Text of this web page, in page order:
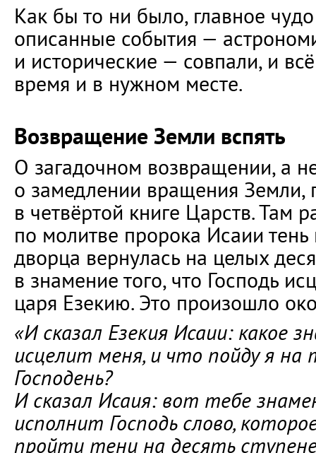
Как бы то ни было, главное
описанные события —
и исторические — совпали, и
время и в нужном месте.
Возвращение Земли вспять
О загадочном возвращении, а
о замедлении вращения Земли,
в четвёртой книге Царств. Там
по молитве пророка Исаии тень
дворца вернулась на целых
в знамение того, что Господь
царя Езекию. Это произошло
«И сказал Езекия Исаии: какое
исцелит меня, и что пойду я на
Господень?
И сказал Исаия: вот тебе
исполнит Господь слово,
пройти тени на десять